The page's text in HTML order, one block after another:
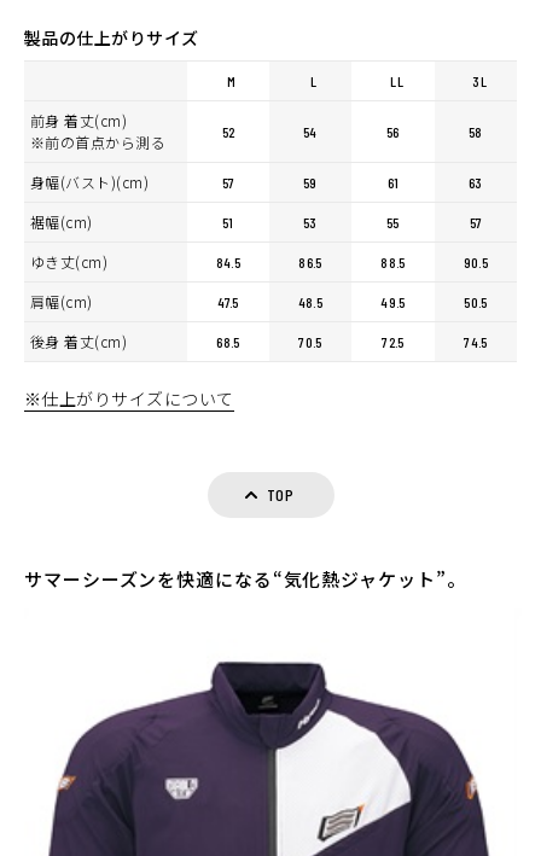
製品の仕上がりサイズ
M L LL 3L
前身 着丈(cm)
※前の首点から測る
52 54 56 58
身幅(バスト)(cm) 57 59 61 63
裾幅(cm) 51 53 55 57
ゆき丈(cm) 84.5 86.5 88.5 90.5
肩幅(cm) 47.5 48.5 49.5 50.5
後身 着丈(cm) 68.5 70.5 72.5 74.5
※仕上がりサイズについて
TOP
サマーシーズンを快適になる“気化熱ジャケット”。